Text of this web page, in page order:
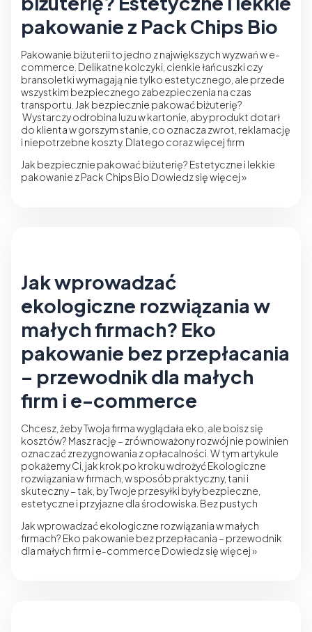
pakowanie z Pack Chips Bio
Pakowanie biżuterii to jedno z największych wyzwań w e-
commerce. Delikatne kolczyki, cienkie łańcuszki czy
bransoletki wymagają nie tylko estetycznego, ale przede
wszystkim bezpiecznego zabezpieczenia na czas
transportu. Jak bezpiecznie pakować biżuterię?
Wystarczy odrobina luzu w kartonie, aby produkt dotarł
do klienta w gorszym stanie, co oznacza zwrot, reklamację
i niepotrzebne koszty. Dlatego coraz więcej firm
Jak bezpiecznie pakować biżuterię? Estetyczne i lekkie
pakowanie z Pack Chips Bio Dowiedz się więcej »
Jak wprowadzać
ekologiczne rozwiązania w
małych firmach? Eko
pakowanie bez przepłacania
– przewodnik dla małych
firm i e-commerce
Chcesz, żeby Twoja firma wyglądała eko, ale boisz się
kosztów? Masz rację – zrównoważony rozwój nie powinien
oznaczać zrezygnowania z opłacalności. W tym artykule
pokażemy Ci, jak krok po kroku wdrożyć Ekologiczne
rozwiązania w firmach, w sposób praktyczny, tani i
skuteczny – tak, by Twoje przesyłki były bezpieczne,
estetyczne i przyjazne dla środowiska. Bez pustych
Jak wprowadzać ekologiczne rozwiązania w małych
firmach? Eko pakowanie bez przepłacania – przewodnik
dla małych firm i e-commerce Dowiedz się więcej »